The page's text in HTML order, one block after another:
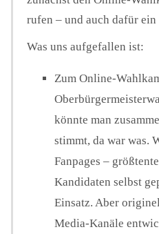
rufen – und auch dafür
Was uns aufgefallen ist:
Zum Online-
könnte man
stimmt, da war was.
Fanpages –
Kandidaten selbst
Einsatz. Aber
Media-Kanäle